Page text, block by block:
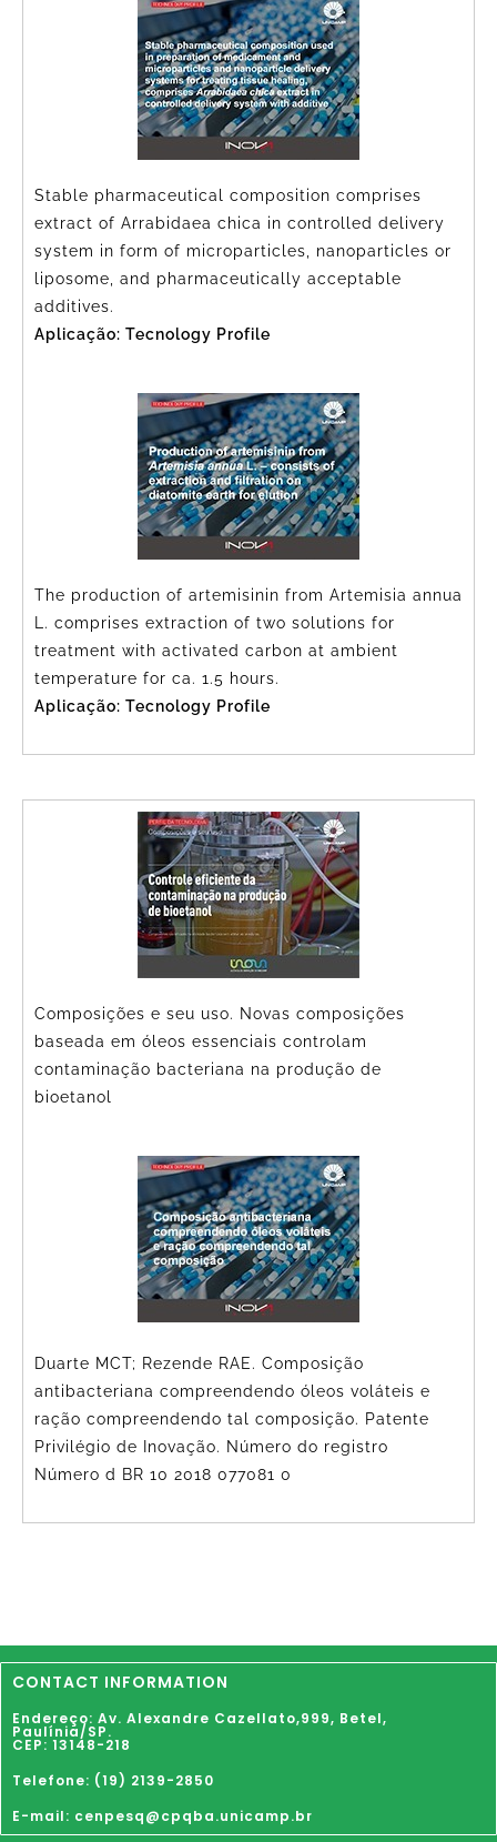
Stable pharmaceutical composition comprises
extract of Arrabidaea chica in controlled delivery
system in form of microparticles, nanoparticles or
liposome, and pharmaceutically acceptable
additives.
Aplicação: Tecnology Profile
The production of artemisinin from Artemisia annua
L. comprises extraction of two solutions for
treatment with activated carbon at ambient
temperature for ca. 1.5 hours.
Aplicação: Tecnology Profile
Composições e seu uso. Novas composições
baseada em óleos essenciais controlam
contaminação bacteriana na produção de
bioetanol
Duarte MCT; Rezende RAE. Composição
antibacteriana compreendendo óleos voláteis e
ração compreendendo tal composição. Patente
Privilégio de Inovação. Número do registro
Número d BR 10 2018 077081 0
CONTACT INFORMATION
Endereço: Av. Alexandre Cazellato,999, Betel,
Paulínia/SP.
CEP: 13148-218
Telefone: (19) 2139-2850
E-mail: cenpesq@cpqba.unicamp.br